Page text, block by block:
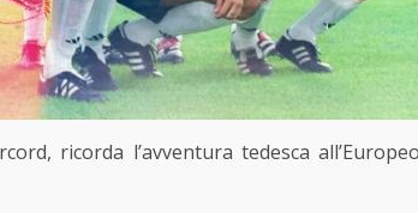
ricorda l’avventura tedesca all’Europeo